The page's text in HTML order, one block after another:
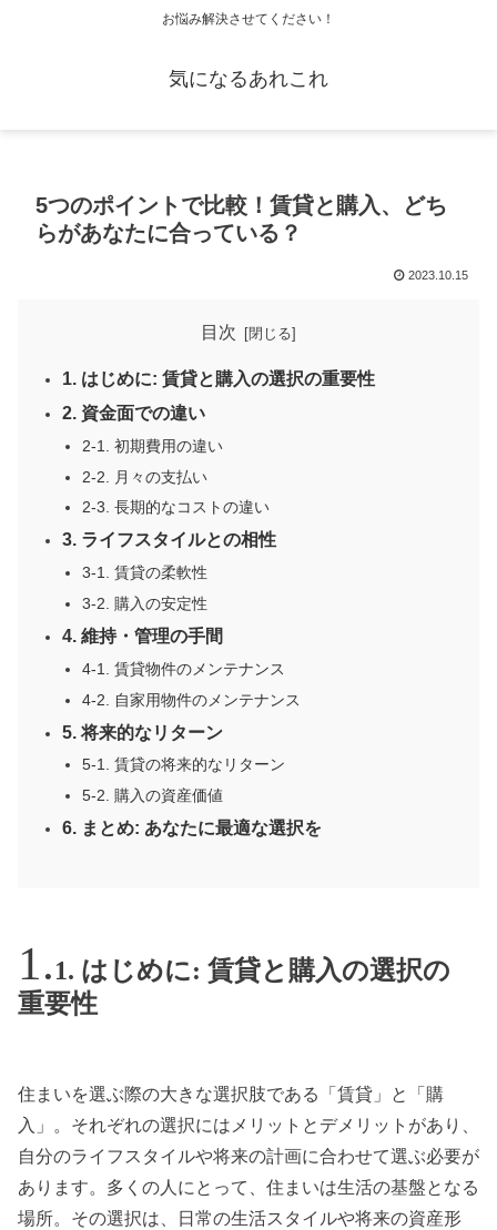
お悩み解決させてください！
気になるあれこれ
5つのポイントで比較！賃貸と購入、どち
らがあなたに合っている？
2023.10.15
目次
1. はじめに: 賃貸と購入の選択の重要性
2. 資金面での違い
2-1. 初期費用の違い
2-2. 月々の支払い
2-3. 長期的なコストの違い
3. ライフスタイルとの相性
3-1. 賃貸の柔軟性
3-2. 購入の安定性
4. 維持・管理の手間
4-1. 賃貸物件のメンテナンス
4-2. 自家用物件のメンテナンス
5. 将来的なリターン
5-1. 賃貸の将来的なリターン
5-2. 購入の資産価値
6. まとめ: あなたに最適な選択を
1. はじめに: 賃貸と購入の選択の
重要性
住まいを選ぶ際の大きな選択肢である「賃貸」と「購
入」。それぞれの選択にはメリットとデメリットがあり、
自分のライフスタイルや将来の計画に合わせて選ぶ必要が
あります。多くの人にとって、住まいは生活の基盤となる
場所。その選択は、日常の生活スタイルや将来の資産形